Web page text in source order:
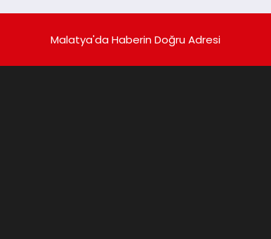
Malatya'da Haberin Doğru Adresi